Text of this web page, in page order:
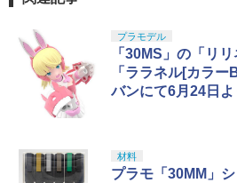
プラモデル
「30MS」の「リ
「ララネル[カラ
バンにて6月24日
材料
プラモ「30MM」